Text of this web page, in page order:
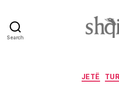
Search
JETË